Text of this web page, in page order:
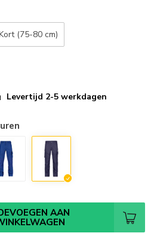
(75-80 cm)
Levertijd 2-5 werkdagen
AAN